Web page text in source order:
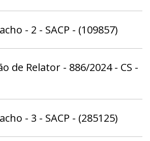
- 2 - SACP - (109857)
de Relator - 886/2024 - CS -
- 3 - SACP - (285125)